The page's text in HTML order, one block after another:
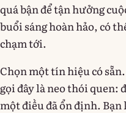
quá bận để tận hưởng
buổi sáng hoàn hảo, có
chạm tới.
Chọn một tín hiệu có
gọi đây là neo thói quen:
một điều đã ổn định.